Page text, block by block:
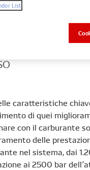
di carburante di
Devono quindi
al primo
caratteristiche
di quei
con il carburante
delle
nel sistema, dai
ai 2500 bar
List